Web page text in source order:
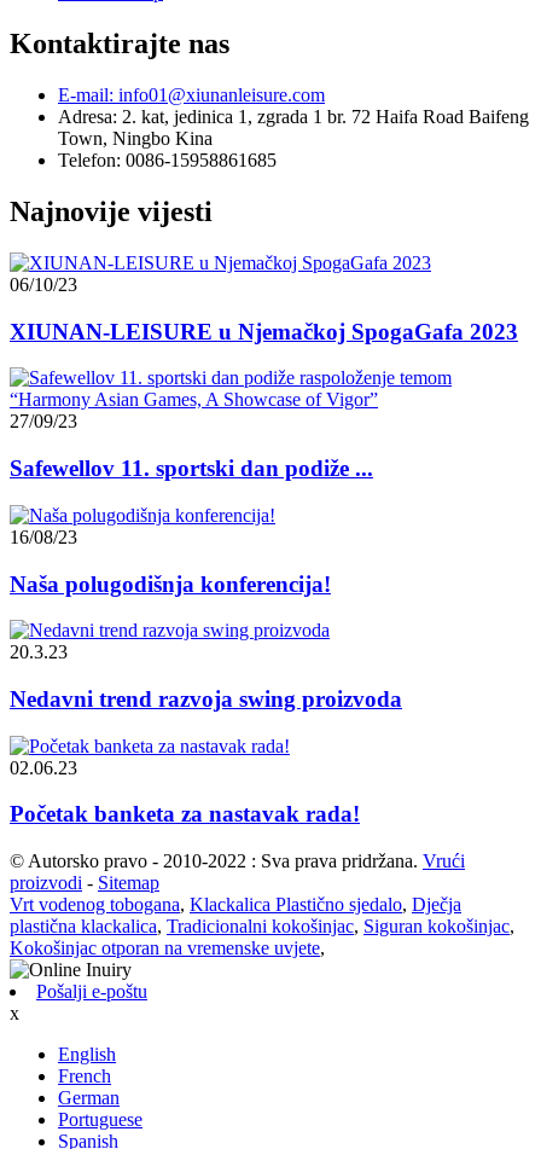
Kontaktirajte nas
E-mail: info01@xiunanleisure.com
Adresa: 2. kat, jedinica 1, zgrada 1 br. 72 Haifa Road Baifeng
Town, Ningbo Kina
Telefon: 0086-15958861685
Najnovije vijesti
06/10/23
XIUNAN-LEISURE u Njemačkoj SpogaGafa 2023
27/09/23
Safewellov 11. sportski dan podiže ...
16/08/23
Naša polugodišnja konferencija!
20.3.23
Nedavni trend razvoja swing proizvoda
02.06.23
Početak banketa za nastavak rada!
© Autorsko pravo - 2010-2022 : Sva prava pridržana. Vrući
proizvodi - Sitemap
Vrt vodenog tobogana, Klackalica Plastično sjedalo, Dječja
plastična klackalica, Tradicionalni kokošinjac, Siguran kokošinjac,
Kokošinjac otporan na vremenske uvjete,
Pošalji e-poštu
x
English
French
German
Portuguese
Spanish